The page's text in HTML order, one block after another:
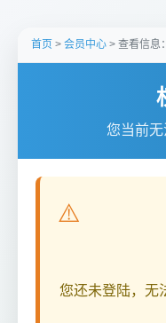
首页 > 会员中心 > 查看信息
您当前无
⚠️
您还未登陆，无